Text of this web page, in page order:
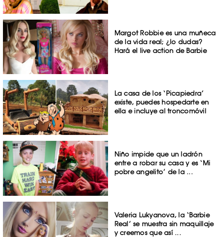
Margot Robbie es una muñeca
de la vida real; ¿lo dudas?
Hará el live action de Barbie
La casa de los ‘Picapiedra’
existe, puedes hospedarte en
ella e incluye al troncomóvil
Niño impide que un ladrón
entre a robar su casa y es ‘Mi
pobre angelito’ de la ...
Valeria Lukyanova, la ‘Barbie
Real’ se muestra sin maquillaje
y creemos que así ...